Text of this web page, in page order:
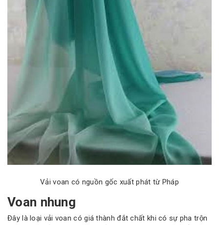
Vải voan có nguồn gốc xuất phát từ Pháp
Voan nhung
Đây là loại vải voan có giá thành đắt chất khi có sự pha trộn